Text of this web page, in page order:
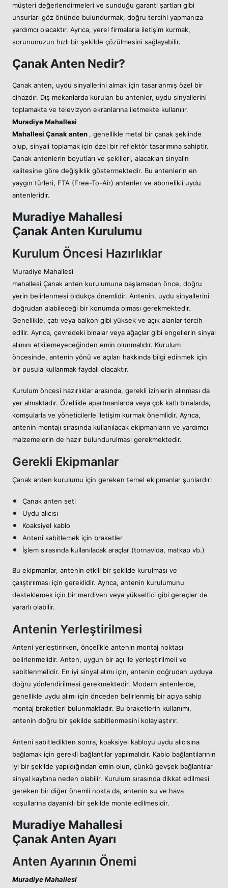
müşteri değerlendirmeleri ve sunduğu garanti şartları gibi
unsurları göz önünde bulundurmak, doğru tercihi yapmanıza
yardımcı olacaktır. Ayrıca, yerel firmalarla iletişim kurmak,
sorununuzun hızlı bir şekilde çözülmesini sağlayabilir.
Çanak Anten Nedir?
Çanak anten, uydu sinyallerini almak için tasarlanmış özel bir
cihazdır. Dış mekanlarda kurulan bu antenler, uydu sinyallerini
toplamakta ve televizyon ekranlarına iletmekte kullanılır.
Muradiye Mahallesi
Mahallesi Çanak anten , genellikle metal bir çanak şeklinde
olup, sinyali toplamak için özel bir reflektör tasarımına sahiptir.
Çanak antenlerin boyutları ve şekilleri, alacakları sinyalin
kalitesine göre değişiklik göstermektedir. Bu antenlerin en
yaygın türleri, FTA (Free-To-Air) antenler ve abonelikli uydu
antenleridir.
Muradiye Mahallesi
Çanak Anten Kurulumu
Kurulum Öncesi Hazırlıklar
Muradiye Mahallesi
mahallesi Çanak anten kurulumuna başlamadan önce, doğru
yerin belirlenmesi oldukça önemlidir. Antenin, uydu sinyallerini
doğrudan alabileceği bir konumda olması gerekmektedir.
Genellikle, çatı veya balkon gibi yüksek ve açık alanlar tercih
edilir. Ayrıca, çevredeki binalar veya ağaçlar gibi engellerin sinyal
alımını etkilemeyeceğinden emin olunmalıdır. Kurulum
öncesinde, antenin yönü ve açıları hakkında bilgi edinmek için
bir pusula kullanmak faydalı olacaktır.
Kurulum öncesi hazırlıklar arasında, gerekli izinlerin alınması da
yer almaktadır. Özellikle apartmanlarda veya çok katlı binalarda,
komşularla ve yöneticilerle iletişim kurmak önemlidir. Ayrıca,
antenin montajı sırasında kullanılacak ekipmanların ve yardımcı
malzemelerin de hazır bulundurulması gerekmektedir.
Gerekli Ekipmanlar
Çanak anten kurulumu için gereken temel ekipmanlar şunlardır:
Çanak anten seti
Uydu alıcısı
Koaksiyel kablo
Anteni sabitlemek için braketler
İşlem sırasında kullanılacak araçlar (tornavida, matkap vb.)
Bu ekipmanlar, antenin etkili bir şekilde kurulması ve
çalıştırılması için gereklidir. Ayrıca, antenin kurulumunu
desteklemek için bir merdiven veya yükseltici gibi gereçler de
yararlı olabilir.
Antenin Yerleştirilmesi
Anteni yerleştirirken, öncelikle antenin montaj noktası
belirlenmelidir. Anten, uygun bir açı ile yerleştirilmeli ve
sabitlenmelidir. En iyi sinyal alımı için, antenin doğrudan uyduya
doğru yönlendirilmesi gerekmektedir. Modern antenlerde,
genellikle uydu alımı için önceden belirlenmiş bir açıya sahip
montaj braketleri bulunmaktadır. Bu braketlerin kullanımı,
antenin doğru bir şekilde sabitlenmesini kolaylaştırır.
Anteni sabitledikten sonra, koaksiyel kabloyu uydu alıcısına
bağlamak için gerekli bağlantılar yapılmalıdır. Kablo bağlantılarının
iyi bir şekilde yapıldığından emin olun, çünkü gevşek bağlantılar
sinyal kaybına neden olabilir. Kurulum sırasında dikkat edilmesi
gereken bir diğer önemli nokta da, antenin su ve hava
koşullarına dayanıklı bir şekilde monte edilmesidir.
Muradiye Mahallesi
Çanak Anten Ayarı
Anten Ayarının Önemi
Muradiye Mahallesi